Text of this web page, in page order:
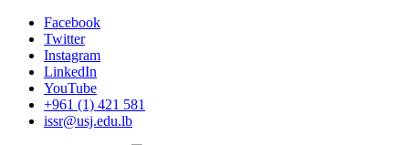
Facebook
Twitter
Instagram
LinkedIn
YouTube
+961 (1) 421 581
issr@usj.edu.lb